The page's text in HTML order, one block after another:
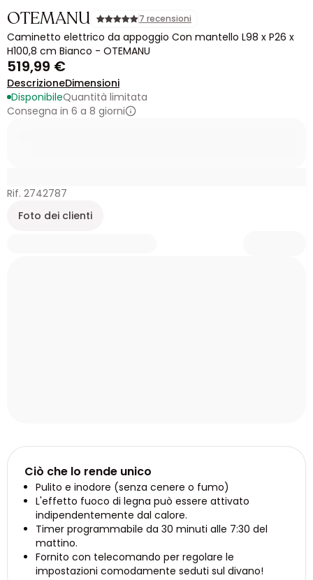
OTEMANU 7 recensioni
Caminetto elettrico da appoggio Con mantello L98 x P26 x
H100,8 cm Bianco - OTEMANU
519,99 €
DescrizioneDimensioni
DisponibileQuantità limitata
Consegna in 6 a 8 giorni
Rif. 2742787
Foto dei clienti
Ciò che lo rende unico
Pulito e inodore (senza cenere o fumo)
L'effetto fuoco di legna può essere attivato
indipendentemente dal calore.
Timer programmabile da 30 minuti alle 7:30 del
mattino.
Fornito con telecomando per regolare le
impostazioni comodamente seduti sul divano!